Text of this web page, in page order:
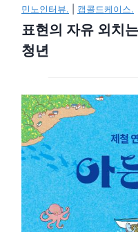
민노인터뷰. 캡콜드케이스.
표현의 자유 외치
청년